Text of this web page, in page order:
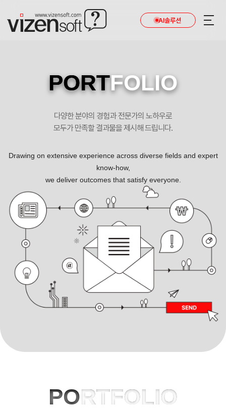
AI솔루션
현재와 미래를 연결하는 휴림로봇 포트폴리오
PORTFOLIO
다양한 분야의 경험과 전문가의 노하우로
모두가 만족할 결과물을 제시해 드립니다.
Drawing on extensive experience across diverse fields and expert
know-how,
we deliver outcomes that satisfy everyone.
PORTFOLIO